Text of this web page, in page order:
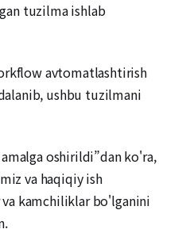
tuzilma ishlab
avtomatlashtirish
ushbu tuzilmani
oshirildi”dan ko'ra,
va haqiqiy ish
kamchiliklar bo'lganini